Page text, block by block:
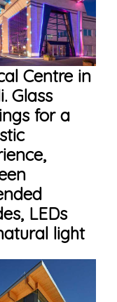
Centre in
Glass
for a
LEDs
light